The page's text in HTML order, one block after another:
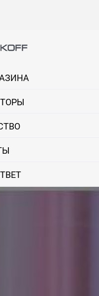
доставки равна 30 руб.
доставки 750 руб. +
заказа от 7000 руб.
сервисом компании
пункта назначения Вы